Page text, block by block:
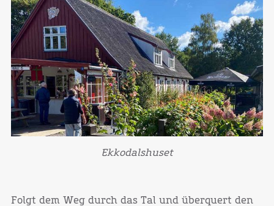
Ekkodalshuset
Folgt dem Weg durch das Tal und überquert den